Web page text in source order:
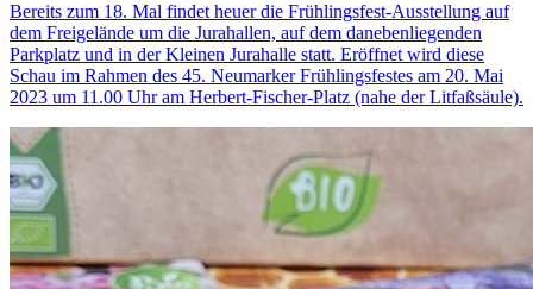
Bereits zum 18. Mal findet heuer die Frühlingsfest-Ausstellung auf
dem Freigelände um die Jurahallen, auf dem danebenliegenden
Parkplatz und in der Kleinen Jurahalle statt. Eröffnet wird diese
Schau im Rahmen des 45. Neumarker Frühlingsfestes am 20. Mai
2023 um 11.00 Uhr am Herbert-Fischer-Platz (nahe der Litfaßsäule).